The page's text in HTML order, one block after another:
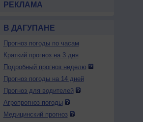
РЕКЛАМА
В ДАГУПАНЕ
Прогноз погоды по часам
Краткий прогноз на 3 дня
Подробный прогноз неделю
Прогноз погоды на 14 дней
Прогноз для водителей
Агропрогноз погоды
Медицинский прогноз